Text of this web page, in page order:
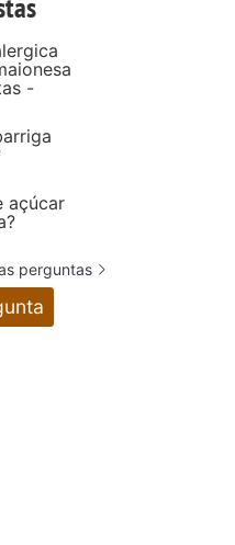
-
açúcar
perguntas